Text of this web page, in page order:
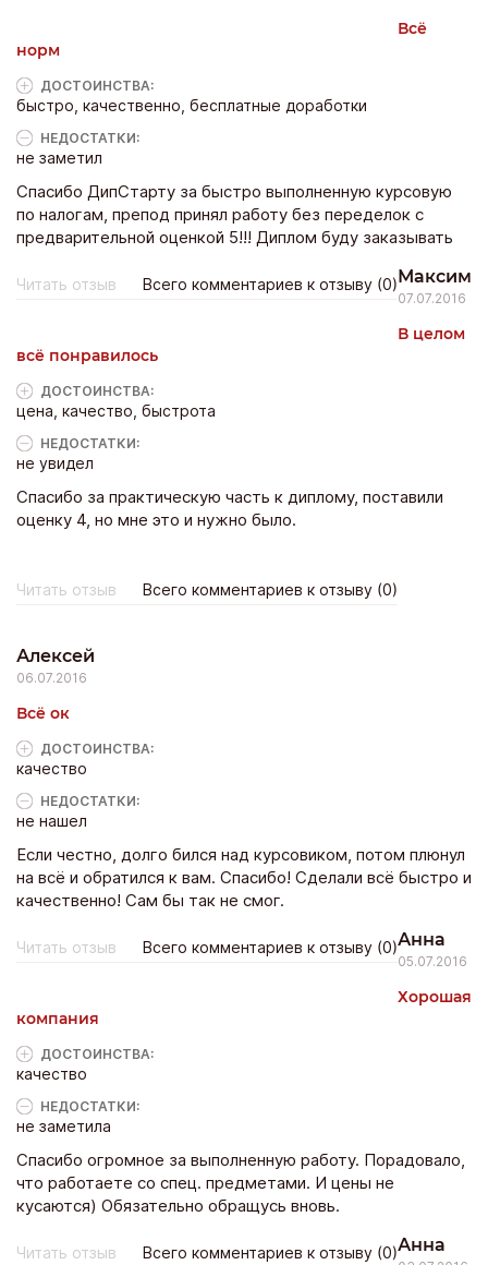
Всё
норм
ДОСТОИНCТВА:
быстро, качественно, бесплатные доработки
НЕДОСТАТКИ:
не заметил
Спасибо ДипСтарту за быстро выполненную курсовую
по налогам, препод принял работу без переделок с
предварительной оценкой 5!!! Диплом буду заказывать
Читать отзыв Всего комментариев к отзыву (0)Максим
07.07.2016
В целом
всё понравилось
ДОСТОИНCТВА:
цена, качество, быстрота
НЕДОСТАТКИ:
не увидел
Спасибо за практическую часть к диплому, поставили
оценку 4, но мне это и нужно было.
Читать отзыв Всего комментариев к отзыву (0)
Алексей
06.07.2016
Всё ок
ДОСТОИНCТВА:
качество
НЕДОСТАТКИ:
не нашел
Если честно, долго бился над курсовиком, потом плюнул
на всё и обратился к вам. Спасибо! Сделали всё быстро и
качественно! Сам бы так не смог.
Читать отзыв Всего комментариев к отзыву (0)Анна
05.07.2016
Хорошая
компания
ДОСТОИНCТВА:
качество
НЕДОСТАТКИ:
не заметила
Спасибо огромное за выполненную работу. Порадовало,
что работаете со спец. предметами. И цены не
кусаются) Обязательно обращусь вновь.
Читать отзыв Всего комментариев к отзыву (0)Анна